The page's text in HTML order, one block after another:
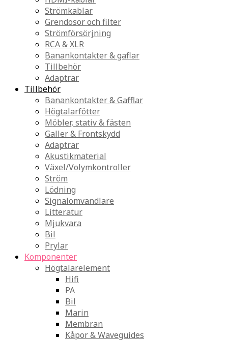
Strömkablar
Grendosor och filter
Strömförsörjning
RCA & XLR
Banankontakter & gaflar
Tillbehör
Adaptrar
Tillbehör
Banankontakter & Gafflar
Högtalarfötter
Möbler, stativ & fästen
Galler & Frontskydd
Adaptrar
Akustikmaterial
Växel/Volymkontroller
Ström
Lödning
Signalomvandlare
Litteratur
Mjukvara
Bil
Prylar
Komponenter
Högtalarelement
Hifi
PA
Bil
Marin
Membran
Kåpor & Waveguides